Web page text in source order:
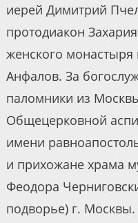
иерей Димитрий
протодиакон
женского монастыря
Анфалов. За
паломники из
Общецерковной
имени
и прихожане храма
Феодора
подворье) г. Москвы.